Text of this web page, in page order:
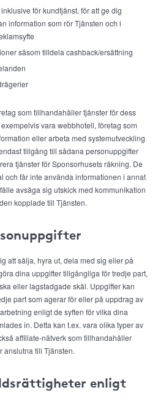
för kundtjänst, för att ge dig
information som rör Tjänsten och i
såsom tilldela cashback/ersättning
som tillhandahåller tjänster för dess
vara webbhotell, företag som
eller arbeta med systemutveckling
tillgång till sådana personuppgifter
tjänster för Sponsorhusets räkning. De
och får inte använda informationen i annat
avsäga sig utskick med kommunikation
kopplade till Tjänsten.
att sälja, hyra ut, dela med sig eller på
dina uppgifter tillgängliga för tredje part,
eller lagstadgade skäl. Uppgifter kan
part som agerar för eller på uppdrag av
enligt de syften för vilka dina
in. Detta kan t.ex. vara olika typer av
affiliate-nätverk som tillhandahåller
anslutna till Tjänsten.
enligt